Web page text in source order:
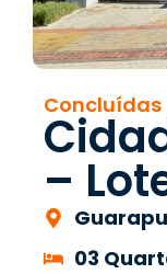
Concluídas
–
03